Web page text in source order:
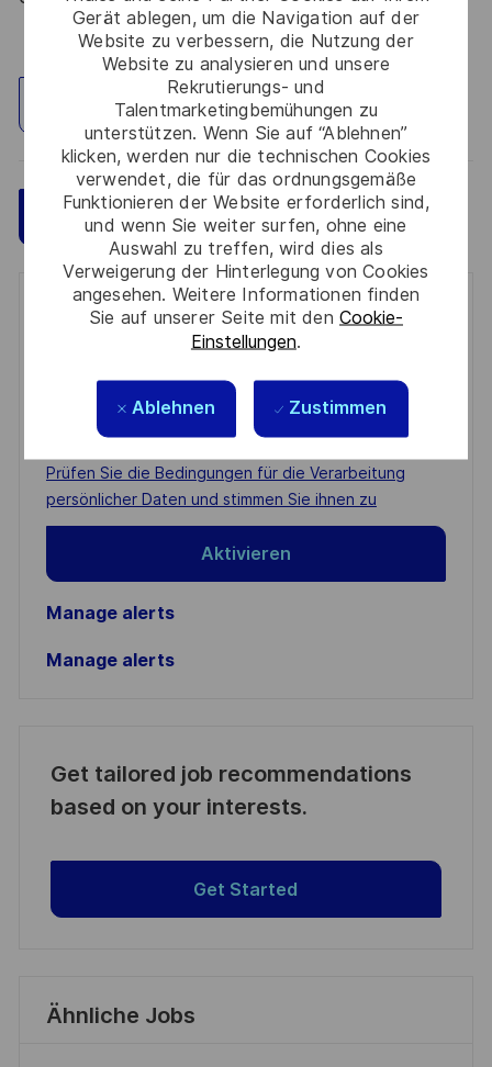
Gerät ablegen, um die Navigation auf der
Website zu verbessern, die Nutzung der
Website zu analysieren und unsere
Rekrutierungs- und
Talentmarketingbemühungen zu
unterstützen. Wenn Sie auf “Ablehnen”
klicken, werden nur die technischen Cookies
verwendet, die für das ordnungsgemäße
Funktionieren der Website erforderlich sind,
und wenn Sie weiter surfen, ohne eine
Auswahl zu treffen, wird dies als
Verweigerung der Hinterlegung von Cookies
angesehen. Weitere Informationen finden
Sie auf unserer Seite mit den Cookie-
Einstellungen.
Ablehnen Zustimmen
Standort erkunden
Jetzt bewerben Speichern
Get notified for similar jobs
You'll receive updates once a week
address
(Required)
Required
Prüfen Sie die Bedingungen für die Verarbeitung
persönlicher Daten und stimmen Sie ihnen zu
Aktivieren
Manage alerts
Manage alerts
Get tailored job recommendations
based on your interests.
Get Started
Ähnliche Jobs